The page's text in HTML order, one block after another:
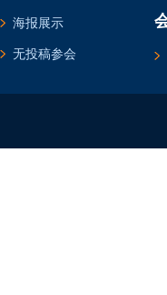
海报展示
无投稿参会